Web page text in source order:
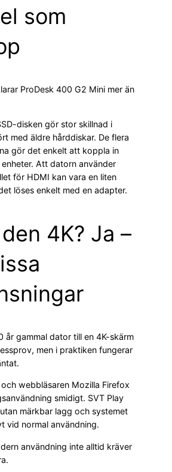
som
ProDesk 400 G2 Mini mer än
disken gör stor skillnad i
med äldre hårddiskar. De flera
gör det enkelt att koppla in
Att datorn använder
för HDMI kan vara en liten
löses enkelt med en adapter.
4K? Ja –
år gammal dator till en 4K-skärm
men i praktiken fungerar
webbläsaren Mozilla Firefox
smidigt. SVT Play
märkbar lagg och systemet
vid normal användning.
användning inte alltid kräver